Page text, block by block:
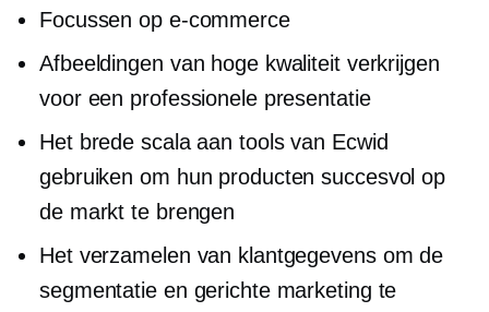
Focussen op e-commerce
Afbeeldingen van hoge kwaliteit verkrijgen
voor een professionele presentatie
Het brede scala aan tools van Ecwid
gebruiken om hun producten succesvol op
de markt te brengen
Het verzamelen van klantgegevens om de
segmentatie en gerichte marketing te